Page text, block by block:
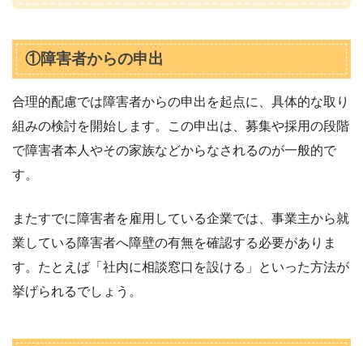
①障害者からの申出
合理的配慮では障害者からの申出を起点に、具体的な取り
組みの検討を開始します。この申出は、募集や採用の段階
で障害者本人やその家族などからなされるのが一般的で
す。
またすでに障害者を雇用している企業では、事業主から就
業している障害者へ障壁の有無を確認する必要がありま
す。たとえば「社内に相談窓口を設ける」といった方法が
挙げられるでしょう。